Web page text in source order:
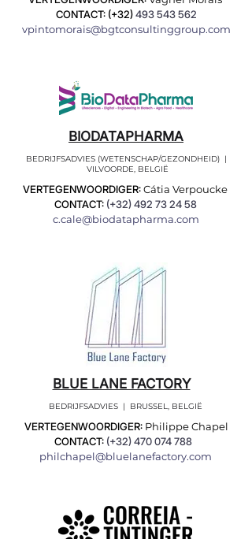
CONTACT: (+32)493 543 562
vpintomorais@bgtconsultinggroup.com
BIODATAPHARMA
BEDRIJFSADVIES (WETENSCHAP/GEZONDHEID) |
VILVOORDE, BELGIË
VERTEGENWOORDIGER:Cátia Verpoucke
CONTACT: (+32)492 73 24 58
c.cale@biodatapharma.com
BLUE LANE FACTORY
BEDRIJFSADVIES | BRUSSEL, BELGIË
VERTEGENWOORDIGER: Philippe Chapel
CONTACT: (+32)470 074 788
philchapel@bluelanefactory.com